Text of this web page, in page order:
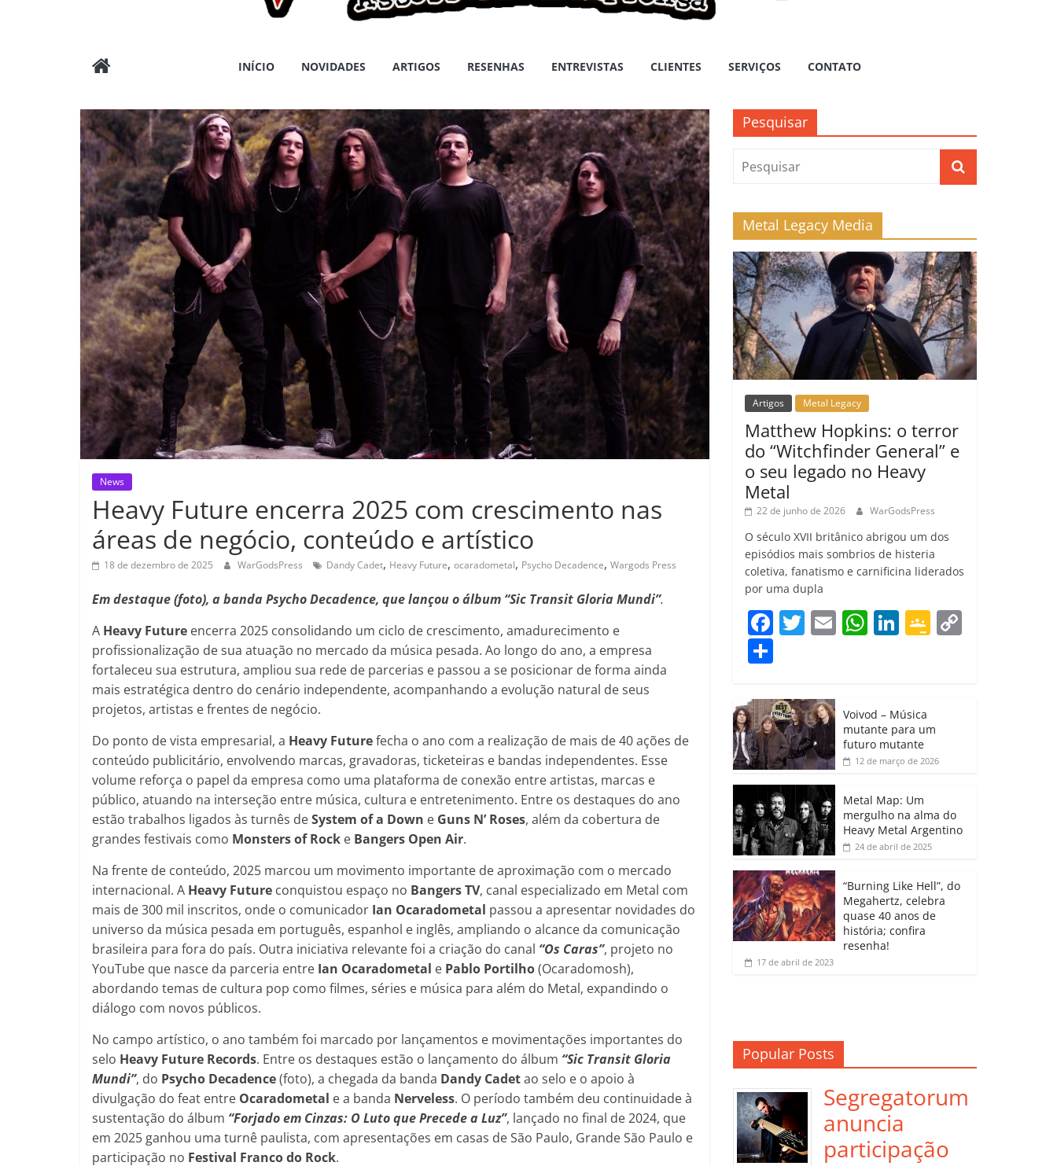
Wargods
Press
Assessoria
e
Conteúdos
INÍCIO NOVIDADES ARTIGOS RESENHAS ENTREVISTAS CLIENTES SERVIÇOS CONTATO
News
Heavy Future encerra 2025 com crescimento nas
áreas de negócio, conteúdo e artístico
18 de dezembro de 2025 WarGodsPress Dandy Cadet, Heavy Future, ocaradometal, Psycho Decadence, Wargods Press
Em destaque (foto), a banda Psycho Decadence, que lançou o álbum “Sic Transit Gloria Mundi”.
A Heavy Future encerra 2025 consolidando um ciclo de crescimento, amadurecimento e
profissionalização de sua atuação no mercado da música pesada. Ao longo do ano, a empresa
fortaleceu sua estrutura, ampliou sua rede de parcerias e passou a se posicionar de forma ainda
mais estratégica dentro do cenário independente, acompanhando a evolução natural de seus
projetos, artistas e frentes de negócio.
Do ponto de vista empresarial, a Heavy Futurefecha o ano com a realização de mais de 40 ações de
conteúdo publicitário, envolvendo marcas, gravadoras, ticketeiras e bandas independentes. Esse
volume reforça o papel da empresa como uma plataforma de conexão entre artistas, marcas e
público, atuando na interseção entre música, cultura e entretenimento. Entre os destaques do ano
estão trabalhos ligados às turnês deSystem of a Down e Guns N’ Roses, além da cobertura de
grandes festivais como Monsters of Rock e Bangers Open Air.
Na frente de conteúdo, 2025 marcou um movimento importante de aproximação com o mercado
internacional. A Heavy Future conquistou espaço no Bangers TV, canal especializado em Metal com
mais de 300 mil inscritos, onde o comunicador Ian Ocaradometal passou a apresentar novidades do
universo da música pesada em português, espanhol e inglês, ampliando o alcance da comunicação
brasileira para fora do país. Outra iniciativa relevante foi a criação do canal “Os Caras”, projeto no
YouTube que nasce da parceria entre Ian Ocaradometal e Pablo Portilho(Ocaradomosh),
abordando temas de cultura pop como filmes, séries e música para além do Metal, expandindo o
diálogo com novos públicos.
No campo artístico, o ano também foi marcado por lançamentos e movimentações importantes do
selo Heavy Future Records. Entre os destaques estão o lançamento do álbum “Sic Transit Gloria
Mundi”, do Psycho Decadence(foto), a chegada da banda Dandy Cadetao selo e o apoio à
divulgação do feat entre Ocaradometal e a banda Nerveless. O período também deu continuidade à
sustentação do álbum “Forjado em Cinzas: O Luto que Precede a Luz”, lançado no final de 2024, que
em 2025 ganhou uma turnê paulista, com apresentações em casas de São Paulo, Grande São Paulo e
participação no Festival Franco do Rock.
Pesquisar
Metal Legacy Media
Artigos Metal Legacy
Matthew Hopkins: o terror
do “Witchfinder General” e
o seu legado no Heavy
Metal
22 de junho de 2026 WarGodsPress
O século XVII britânico abrigou um dos
episódios mais sombrios de histeria
coletiva, fanatismo e carnificina liderados
por uma dupla
F
e
b
o
o
k
T
er
E W
A
p
p
Li
dI
n
G
e
a
ro
o
m
m
p
ar
til
h
ar
Voivod – Música
mutante para um
futuro mutante
12 de março de 2026
Metal Map: Um
mergulho na alma do
Heavy Metal Argentino
24 de abril de 2025
“Burning Like Hell”, do
Megahertz, celebra
quase 40 anos de
história; confira
resenha!
17 de abril de 2023
Popular Posts
Segregatorum
anuncia
participação